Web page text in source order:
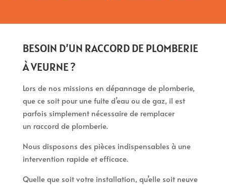
BESOIN D’UN RACCORD DE PLOMBERIE
À VEURNE ?
Lors de nos missions en dépannage de plomberie,
que ce soit pour une fuite d’eau ou de gaz, il est
parfois simplement nécessaire de remplacer
un raccord de plomberie.
Nous disposons des pièces indispensables à une
intervention rapide et efficace.
Quelle que soit votre installation, qu’elle soit neuve